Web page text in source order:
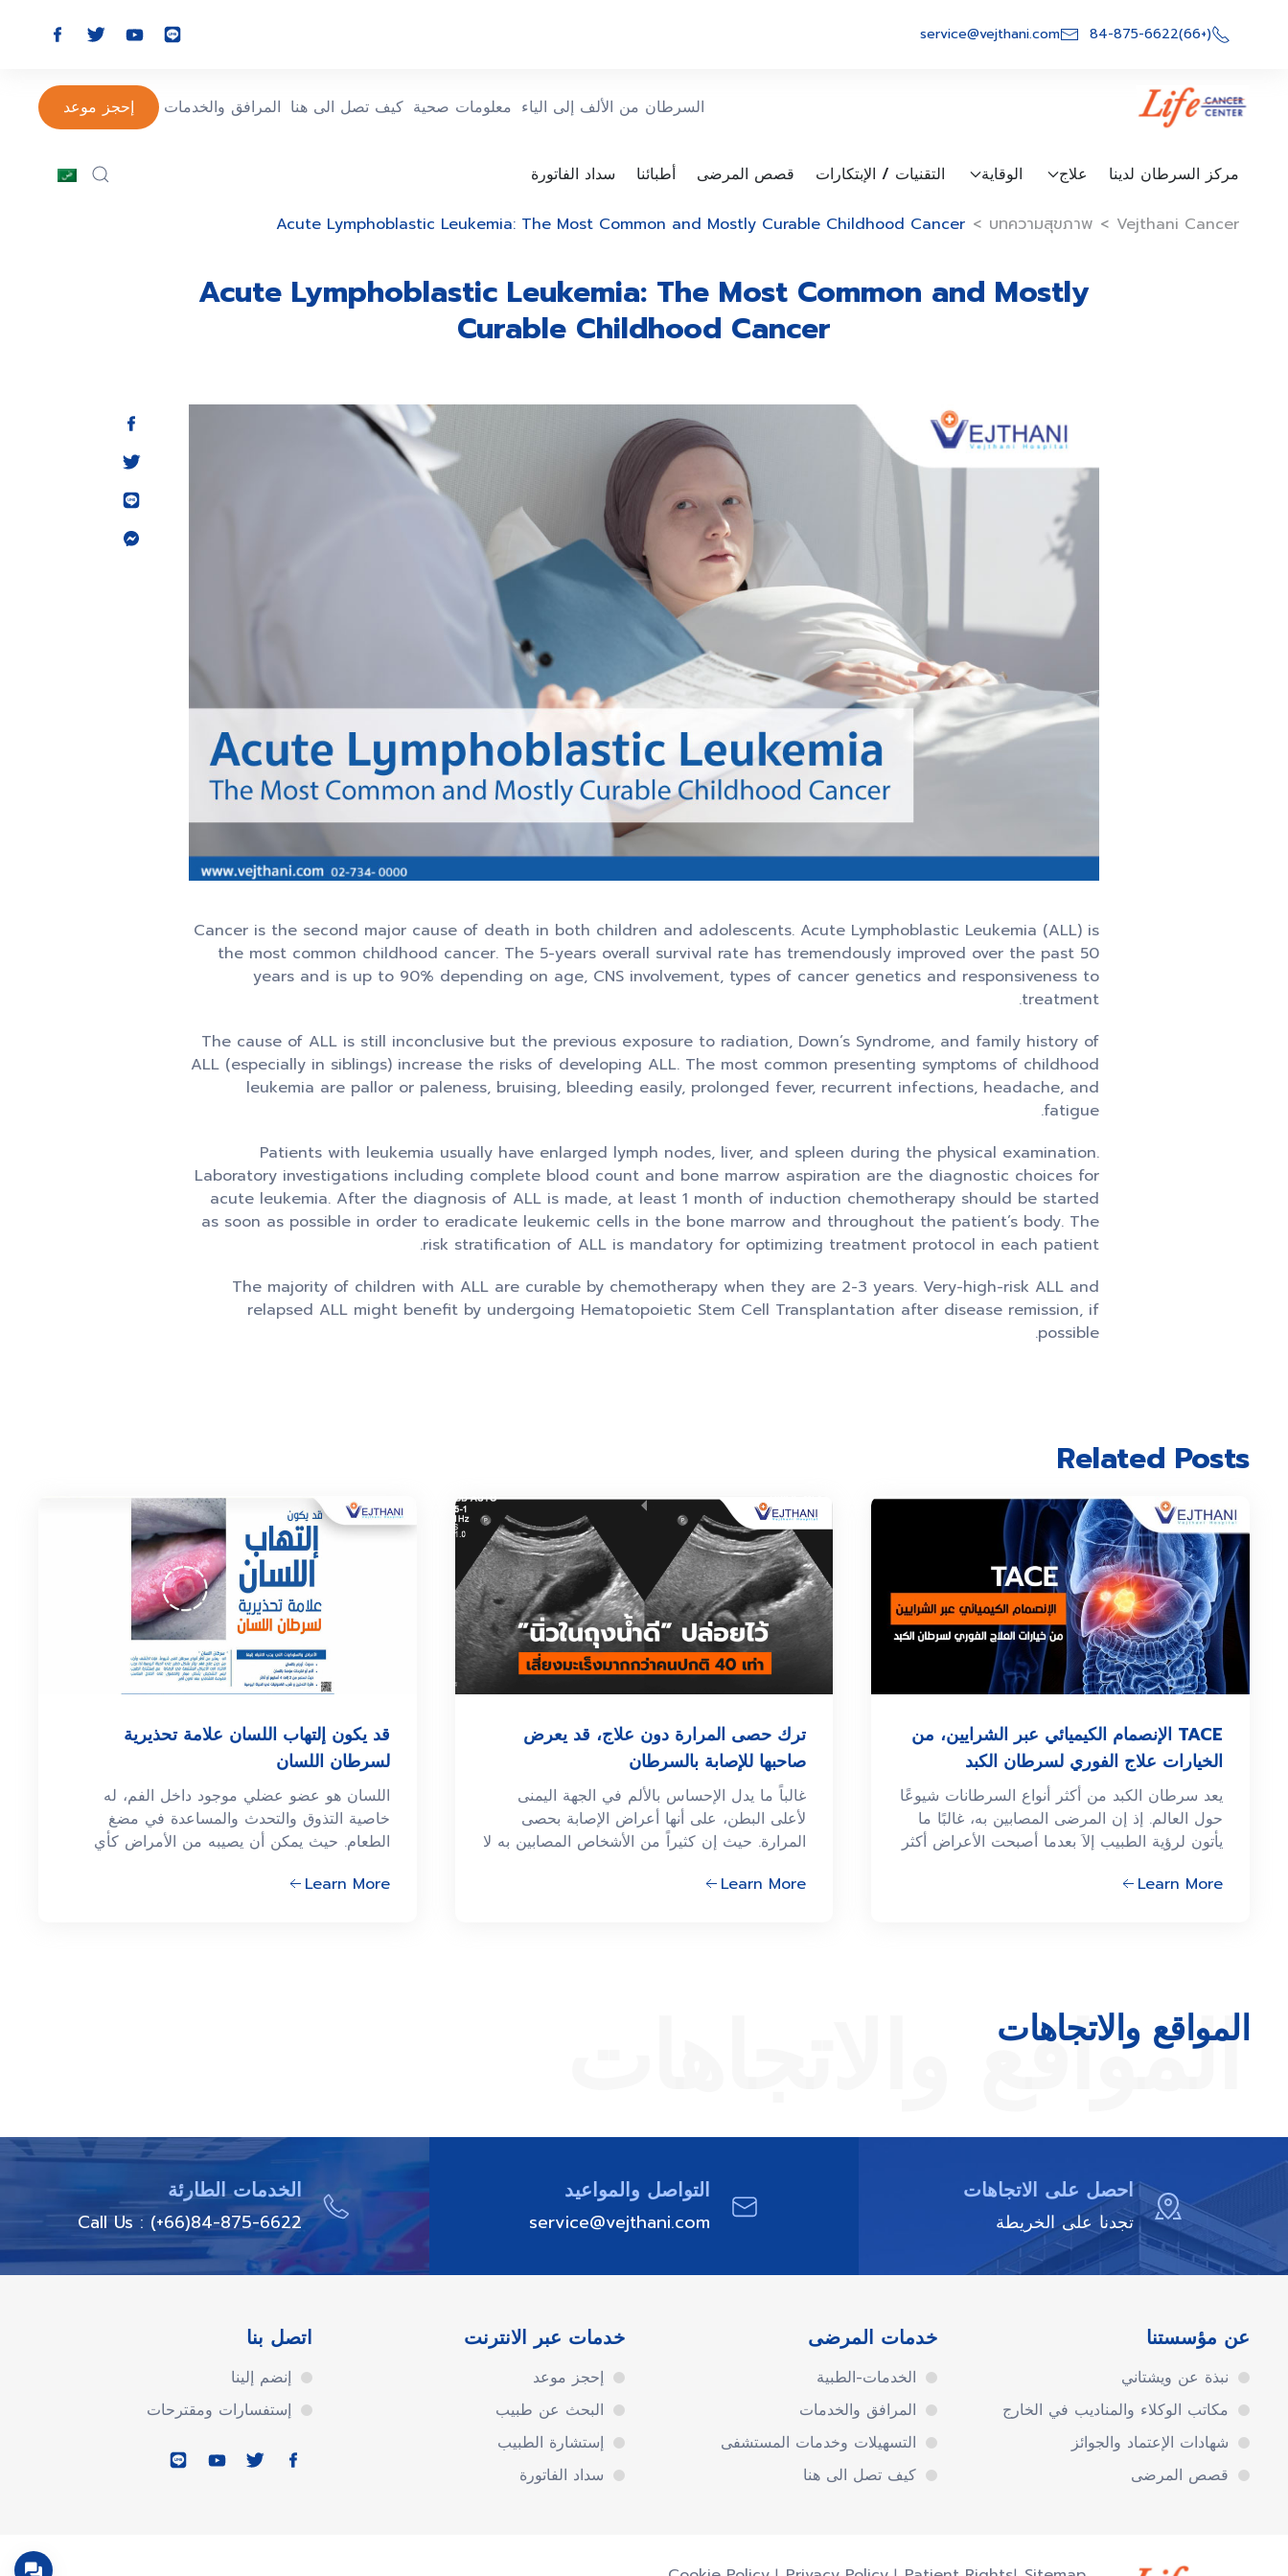
content
(+66)84-875-6622
service@vejthani.com
السرطان من الألف إلى الياء معلومات صحية كيف تصل الى هنا المرافق والخدمات إحجز موعد
مركز السرطان لدينا علاج الوقاية التقنيات / الإبتكارات قصص المرضى أطبائنا سداد الفاتورة
Vejthani Cancer
>
บทความสุขภาพ
>
Acute Lymphoblastic Leukemia: The Most Common and Mostly Curable Childhood Cancer
Acute Lymphoblastic Leukemia: The Most Common and Mostly
Curable Childhood Cancer
Cancer is the second major cause of death in both children and adolescents. Acute Lymphoblastic Leukemia (ALL) is
the most common childhood cancer. The 5-years overall survival rate has tremendously improved over the past 50
years and is up to 90% depending on age, CNS involvement, types of cancer genetics and responsiveness to
treatment.
The cause of ALL is still inconclusive but the previous exposure to radiation, Down’s Syndrome, and family history of
ALL (especially in siblings) increase the risks of developing ALL. The most common presenting symptoms of childhood
leukemia are pallor or paleness, bruising, bleeding easily, prolonged fever, recurrent infections, headache, and
fatigue.
Patients with leukemia usually have enlarged lymph nodes, liver, and spleen during the physical examination.
Laboratory investigations including complete blood count and bone marrow aspiration are the diagnostic choices for
acute leukemia. After the diagnosis of ALL is made, at least 1 month of induction chemotherapy should be started
as soon as possible in order to eradicate leukemic cells in the bone marrow and throughout the patient’s body. The
risk stratification of ALL is mandatory for optimizing treatment protocol in each patient.
The majority of children with ALL are curable by chemotherapy when they are 2-3 years. Very-high-risk ALL and
relapsed ALL might benefit by undergoing Hematopoietic Stem Cell Transplantation after disease remission, if
possible.
Related Posts
TACE الإنصمام الكیمیائي عبر الشرایین، من
الخیارات علاج الفوري لسرطان الكبد
يعد سرطان الكبد من أكثر أنواع السرطانات شيوعًا
حول العالم. إذ إن المرضى المصابين به، غالبًا ما
يأتون لرؤية الطبيب إلاَ بعدما أصبحت الأعراض أكثر
وذلك من خلال الإكتشاف بوجود ورم ما في الكبد،
Learn More
ترك حصى المرارة دون علاج، قد يعرض
صاحبها للإصابة بالسرطان
غالباً ما يدل الإحساس بالألم في الجهة اليمنى
لأعلى البطن، على أنها أعراض الإصابة بحصى
المرارة. حيث إن كثيراً من الأشخاص المصابين به لا
شديداً. وهذا ما قد يوقعهم في خطر الإصابة
Learn More
قد يكون إلتهاب اللسان علامة تحذيرية
لسرطان اللسان
اللسان هو عضو عضلي موجود داخل الفم، له
خاصية التذوق والتحدث والمساعدة في مضغ
الطعام. حيث يمكن أن يصيبه من الأمراض كأي
Learn More
المواقع والاتجاهات
المواقع والاتجاهات
احصل على الاتجاهات
تجدنا على الخريطة
التواصل والمواعيد
service@vejthani.com
الخدمات الطارئة
Call Us : (+66)84-875-6622
عن مؤسستنا
نبذة عن ويشتاني
مكاتب الوكلاء والمناديب في الخارج
شهادات الإعتماد والجوائز
قصص المرضى
خدمات المرضى
الخدمات-الطبية
المرافق والخدمات
التسهيلات وخدمات المستشفى
كيف تصل الى هنا
خدمات عبر الانترنت
إحجز موعد
البحث عن طبيب
إستشارة الطبيب
سداد الفاتورة
اتصل بنا
إنضم إلينا
إستفسارات ومقترحات